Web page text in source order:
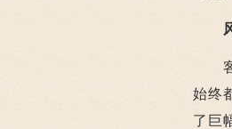
风
客
始终
了巨